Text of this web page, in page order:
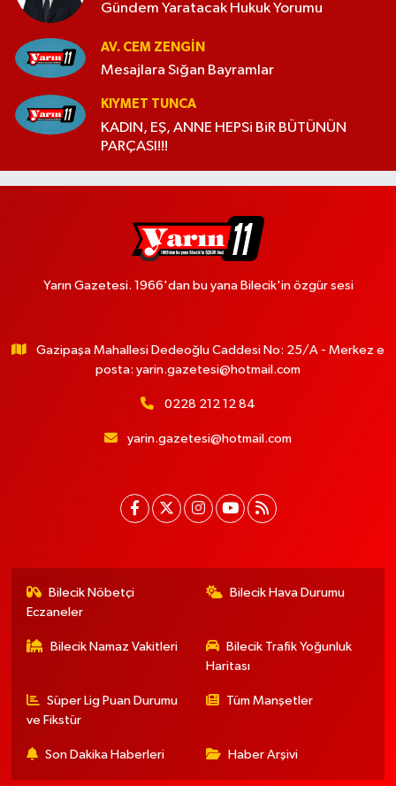
Gündem Yaratacak Hukuk Yorumu
AV. CEM ZENGİN
Mesajlara Sığan Bayramlar
KIYMET TUNCA
KADIN, EŞ, ANNE HEPSi BiR BÜTÜNÜN
PARÇASI!!!
Yarın Gazetesi. 1966'dan bu yana Bilecik'in özgür sesi
Gazipaşa Mahallesi Dedeoğlu Caddesi No: 25/A - Merkez e
posta: yarin.gazetesi@hotmail.com
0228 212 12 84
yarin.gazetesi@hotmail.com
Bilecik Nöbetçi
Eczaneler
Bilecik Hava Durumu
Bilecik Namaz Vakitleri
Bilecik Trafik Yoğunluk
Haritası
Süper Lig Puan Durumu
ve Fikstür
Tüm Manşetler
Son Dakika Haberleri Haber Arşivi